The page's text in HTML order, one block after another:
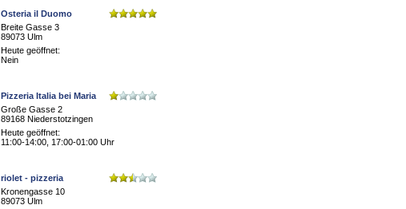
Osteria il Duomo
Breite Gasse 3
89073 Ulm
Heute geöffnet:
Nein
Pizzeria Italia bei Maria
Große Gasse 2
89168 Niederstotzingen
Heute geöffnet:
11:00-14:00, 17:00-01:00 Uhr
riolet - pizzeria
Kronengasse 10
89073 Ulm